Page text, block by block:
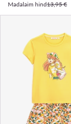
Madalaim hind13,95 €